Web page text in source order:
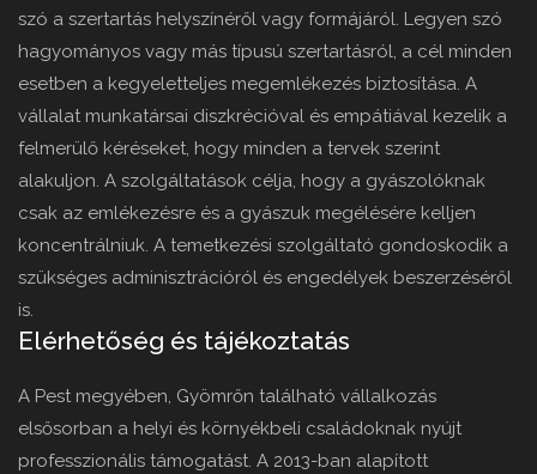
szó a szertartás helyszínéről vagy formájáról. Legyen szó
hagyományos vagy más típusú szertartásról, a cél minden
esetben a kegyeletteljes megemlékezés biztosítása. A
vállalat munkatársai diszkrécióval és empátiával kezelik a
felmerülő kéréseket, hogy minden a tervek szerint
alakuljon. A szolgáltatások célja, hogy a gyászolóknak
csak az emlékezésre és a gyászuk megélésére kelljen
koncentrálniuk. A temetkezési szolgáltató gondoskodik a
szükséges adminisztrációról és engedélyek beszerzéséről
is.
Elérhetőség és tájékoztatás
A Pest megyében, Gyömrőn található vállalkozás
elsősorban a helyi és környékbeli családoknak nyújt
professzionális támogatást. A 2013-ban alapított